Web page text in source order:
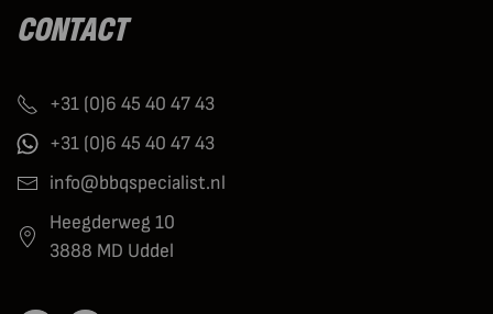
CONTACT
+31 (0)6 45 40 47 43
+31 (0)6 45 40 47 43
info@bbqspecialist.nl
Heegderweg 10
3888 MD Uddel